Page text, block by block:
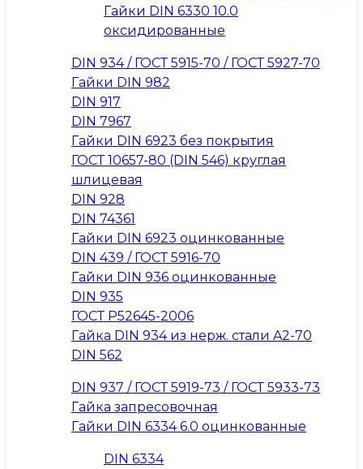
Гайки DIN 6330 10.0
оксидированные
DIN 934 / ГОСТ 5915-70 / ГОСТ 5927-70
Гайки DIN 982
DIN 917
DIN 7967
Гайки DIN 6923 без покрытия
ГОСТ 10657-80 (DIN 546) круглая
шлицевая
DIN 928
DIN 74361
Гайки DIN 6923 оцинкованные
DIN 439 / ГОСТ 5916-70
Гайки DIN 936 оцинкованные
DIN 935
ГОСТ Р52645-2006
Гайка DIN 934 из нерж. стали A2-70
DIN 562
DIN 937 / ГОСТ 5919-73 / ГОСТ 5933-73
Гайка запресовочная
Гайки DIN 6334 6.0 оцинкованные
DIN 6334